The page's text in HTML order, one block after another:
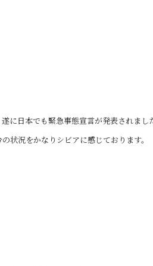
に日本でも緊急事態宣言が発表されまし
状況をかなりシビアに感じております。